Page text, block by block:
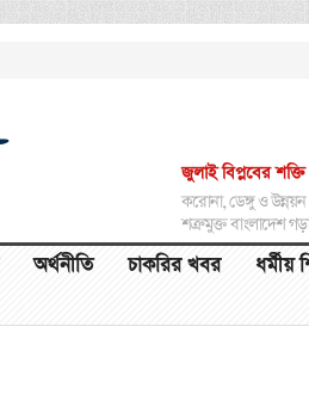
জুলাই বিপ্লবের
করোনা, ডেঙ্গু ও উন্নয়ন
শত্রুমুক্ত বাংলাদেশ
অর্থনীতি চাকরির খবর
ধর্মীয়